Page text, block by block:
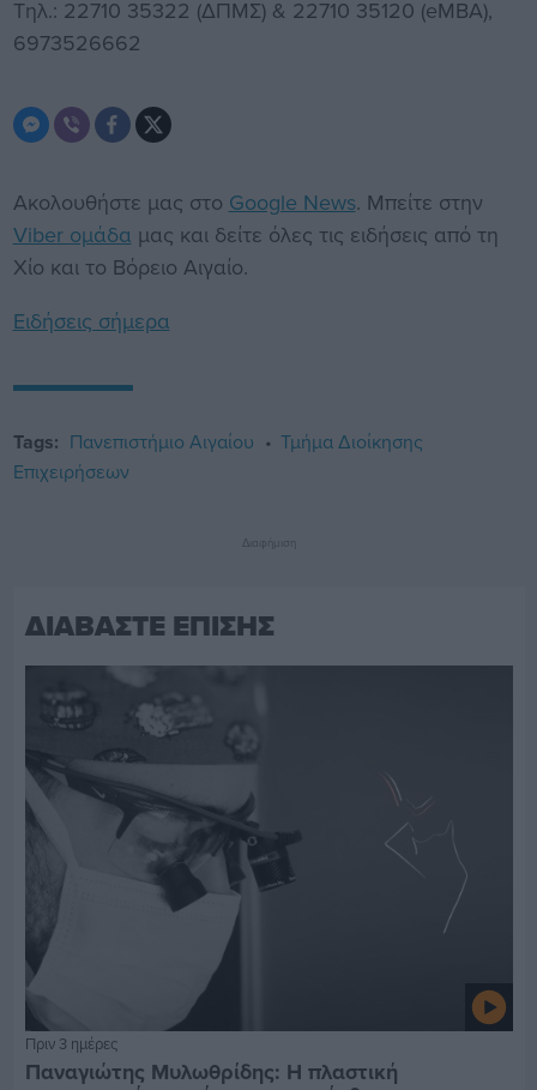
Τηλ.: 22710 35322 (ΔΠΜΣ) & 22710 35120 (eMBA),
6973526662
Ακολουθήστε μας στο Google News. Μπείτε στην
Viber ομάδα μας και δείτε όλες τις ειδήσεις από τη
Χίο και το Βόρειο Αιγαίο.
Ειδήσεις σήμερα
Tags: Πανεπιστήμιο Αιγαίου
Τμήμα Διοίκησης
Επιχειρήσεων
Διαφήμιση
ΔΙΑΒΑΣΤΕ ΕΠΙΣΗΣ
Πριν 3 ημέρες
Παναγιώτης Μυλωθρίδης: Η πλαστική